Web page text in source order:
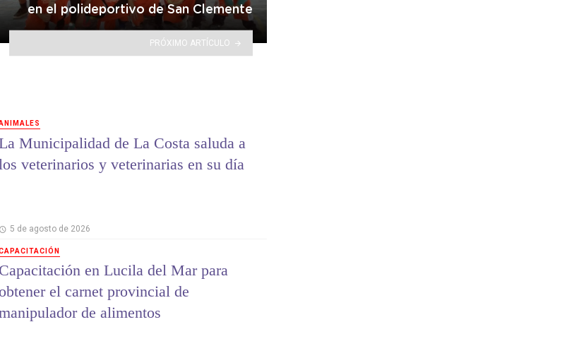
en el polideportivo de San Clemente
PRÓXIMO ARTÍCULO
Municipalidad de La Costa saluda a
veterinarios y veterinarias en su día
5 de agosto de 2026
Capacitación en Lucila del Mar para
obtener el carnet provincial de
de alimentos